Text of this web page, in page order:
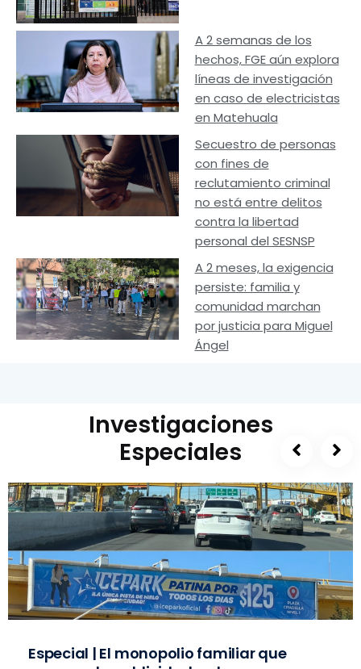
A 2 semanas de los
hechos, FGE aún explora
líneas de investigación
en caso de electricistas
en Matehuala
Secuestro de personas
con fines de
reclutamiento criminal
no está entre delitos
contra la libertad
personal del SESNSP
A 2 meses, la exigencia
persiste: familia y
comunidad marchan
por justicia para Miguel
Ángel
Investigaciones
Especiales
Especial | El monopolio familiar que